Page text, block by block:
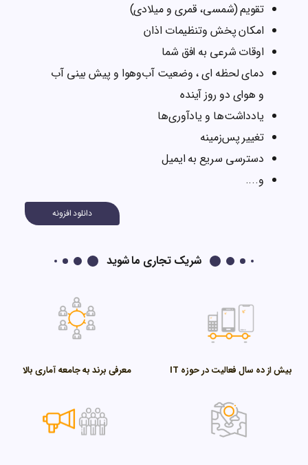
امکان شرکت در ختم ذکر آنلاین
جستجو در متن و ترجمه و عناوین
فهرست
نمایش اطلاعات در دسته بندی های
مجزا جهت دسترسی سریعتر
ارائه اعمال روزانه مطابق با تقویم
قمری
امکان ایجاد فهرست شخصی از ادعیه
تقویم (شمسی، قمری و میلادی)
امکان پخش وتنظیمات اذان
اوقات شرعی به افق شما
دمای لحظه ای ، وضعیت آب‌وهوا و پیش بینی آب
و هوای دو روز آینده
یادداشت‌ها و یادآوری‌ها
تغییر پس‌زمینه
دسترسی سریع به ایمیل
و....
دانلود افزونه
شریک تجاری ما شوید
بیش از ده سال فعالیت در حوزه IT معرفی برند به جامعه آماری بالا